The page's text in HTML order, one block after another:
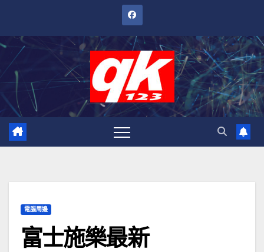
內
電腦周邊
富士施樂最新